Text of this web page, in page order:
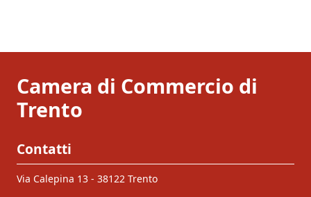
Camera di Commercio di
Trento
Contatti
Via Calepina 13 - 38122 Trento